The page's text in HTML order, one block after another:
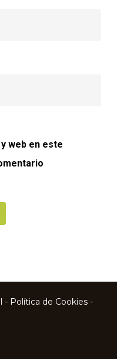
web en este
- Política de Cookies-